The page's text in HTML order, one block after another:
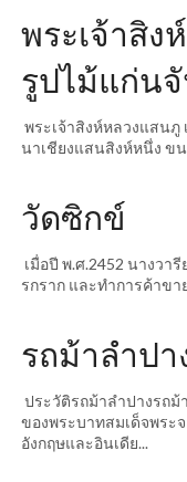
พระเจ้าสิ
รูปไม้แก่น
พระเจ้าสิงห์หลวงแสน
นาเชียงแสนสิงห์หนึ่ง ข
วัดซิกข์
เมื่อปี พ.ศ.2452 นางวา
รกราก และทำการค้าข
รถม้าลำปา
ประวัติรถม้าลำปางรถม้
ของพระบาทสมเด็จพระ
อังกฤษและอินเดีย...